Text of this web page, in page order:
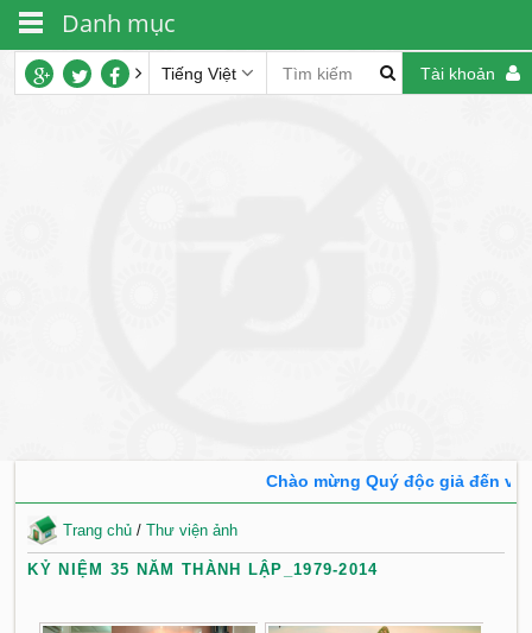
Tài khoản
Tiếng Việt
Chào mừng Quý độc giả đến với
Trang chủ /Thư viện ảnh
KỶ NIỆM 35 NĂM THÀNH LẬP_1979-2014
Danh mục